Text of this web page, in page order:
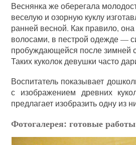
Веснянка же оберегала
веселую и озорную куклу
ранней весной. Как правило,
волосами, в пестрой одежде —
пробуждающейся после зимней
Таких куколок девушки часто
Воспитатель показывает
с изображением древних
предлагает изобразить одну из
Фотогалерея: готовые работы